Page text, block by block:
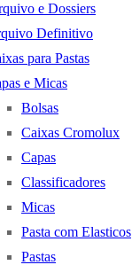
e Dossiers
Definitivo
para Pastas
e Micas
Bolsas
Caixas Cromolux
Capas
Classificadores
Micas
Pasta com Elasticos
Pastas